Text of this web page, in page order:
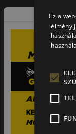
a vásárlók
Ez a
élmény